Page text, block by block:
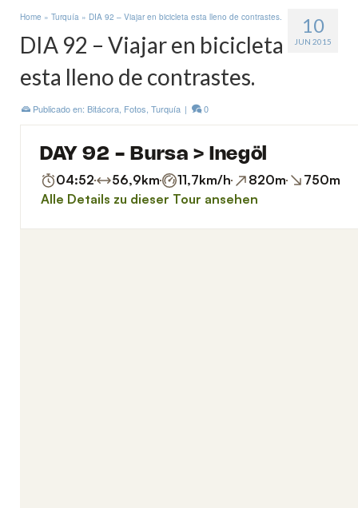
10
JUN 2015
Home » Turquía » DIA 92 – Viajar en bicicleta esta lleno de contrastes.
DIA 92 – Viajar en bicicleta
esta lleno de contrastes.
Publicado en: Bitácora Fotos Turquía | 0